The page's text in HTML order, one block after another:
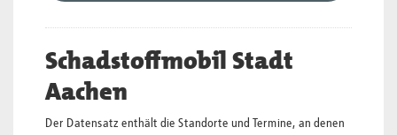
Schadstoffmobil Stadt
Aachen
Der Datensatz enthält die Standorte und Termine, an denen